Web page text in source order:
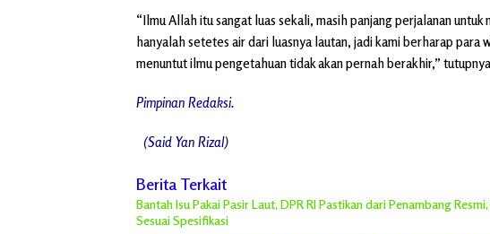
“Ilmu Allah itu sangat luas sekali, masih panjang perjalanan
hanyalah setetes air dari luasnya lautan, jadi kami berharap para
menuntut ilmu pengetahuan tidak akan pernah berakhir,”
Pimpinan Redaksi.
(Said Yan Rizal)
Berita Terkait
Bantah Isu Pakai Pasir Laut, DPR RI Pastikan dari Penambang
Sesuai Spesifikasi